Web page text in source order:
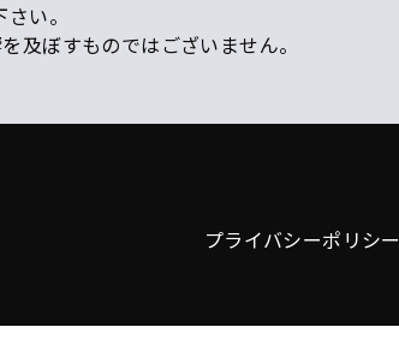
い。
及ぼすものではございません。
プライバシーポリシー